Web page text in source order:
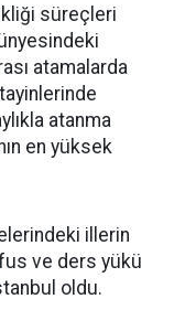
süreçleri
atamalarda
atanma
en yüksek
illerin
ve ders yükü
oldu.